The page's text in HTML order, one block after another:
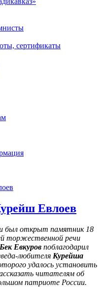
сертификаты
Евлоев
был открыт памятник 18
торжественной речи
Евкуров поблагодарил
любителя Курейша
удалось установить
читателям об
патриоте России.